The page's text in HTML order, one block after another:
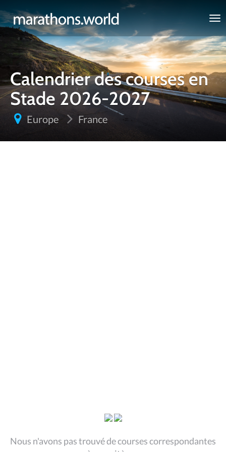
marathons.world
Calendrier des courses en
Stade 2026-2027
Europe France
Nous n'avons pas trouvé de courses correspondantes